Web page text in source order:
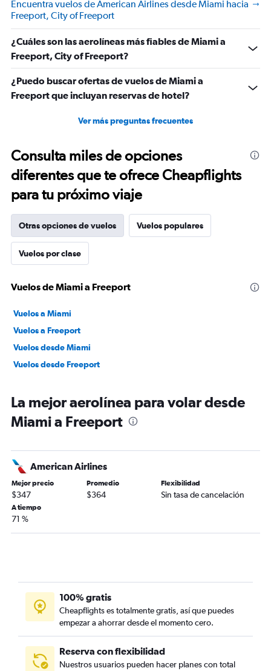
Encuentra vuelos de American Airlines desde Miami hacia
Freeport, City of Freeport
¿Cuáles son las aerolíneas más fiables de Miami a
Freeport, City of Freeport?
¿Puedo buscar ofertas de vuelos de Miami a
Freeport que incluyan reservas de hotel?
Ver más preguntas frecuentes
Consulta miles de opciones
diferentes que te ofrece Cheapflights
para tu próximo viaje
Otras opciones de vuelos Vuelos populares
Vuelos por clase
Vuelos de Miami a Freeport
Vuelos a Miami
Vuelos a Freeport
Vuelos desde Miami
Vuelos desde Freeport
La mejor aerolínea para volar desde
Miami a Freeport
American Airlines
Mejor precio
$347
Promedio
$364
Flexibilidad
Sin tasa de cancelación
A tiempo
71 %
100% gratis
Cheapflights es totalmente gratis, así que puedes
empezar a ahorrar desde el momento cero.
Reserva con flexibilidad
Nuestros usuarios pueden hacer planes con total